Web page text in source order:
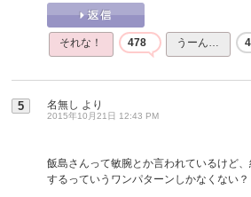
それな！ 478 うーん…
5 名無し より
2015年10月21日 12:43 PM
飯島さんって敏腕とか言われているけど
するっていうワンパターンしかなくない？